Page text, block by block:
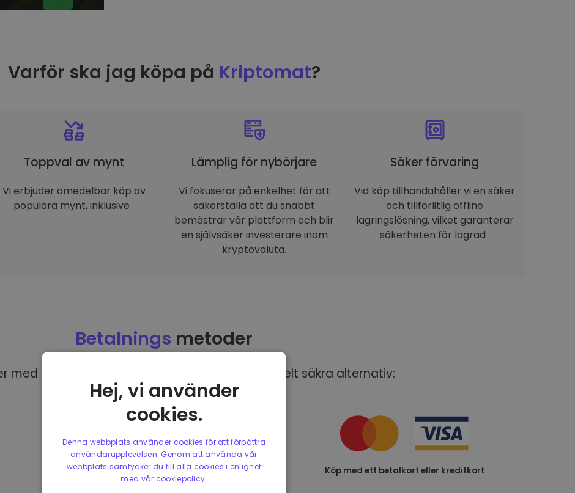
Varför ska jag köpa på Kriptomat?
Toppval av mynt
Vi erbjuder omedelbar köp av
populära mynt, inklusive .
Lämplig för nybörjare
Vi fokuserar på enkelhet för att
säkerställa att du snabbt
bemästrar vår plattform och blir
en självsäker investerare inom
kryptovaluta.
Säker förvaring
Vid köp tillhandahåller vi en säker
och tillförlitlig offline
lagringslösning, vilket garanterar
säkerheten för lagrad .
Betalnings metoder
med EUR på Kriptomat har du tillgång till olika helt säkra alternativ:
Köp med ett betalkort eller kreditkort
Hej, vi använder
cookies.
Denna webbplats använder cookies för att förbättra
användarupplevelsen. Genom att använda vår
webbplats samtycker du till alla cookies i enlighet
med vår cookiepolicy.